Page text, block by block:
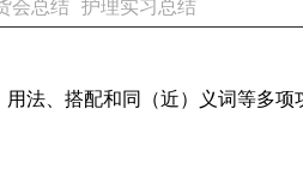
会总结 护理实习总结
法、搭配和同（近）义词等多